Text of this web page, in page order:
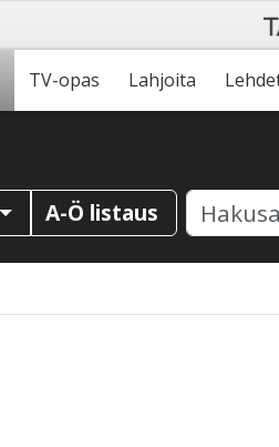
TV-opas Lahjoita
A-Ö listaus